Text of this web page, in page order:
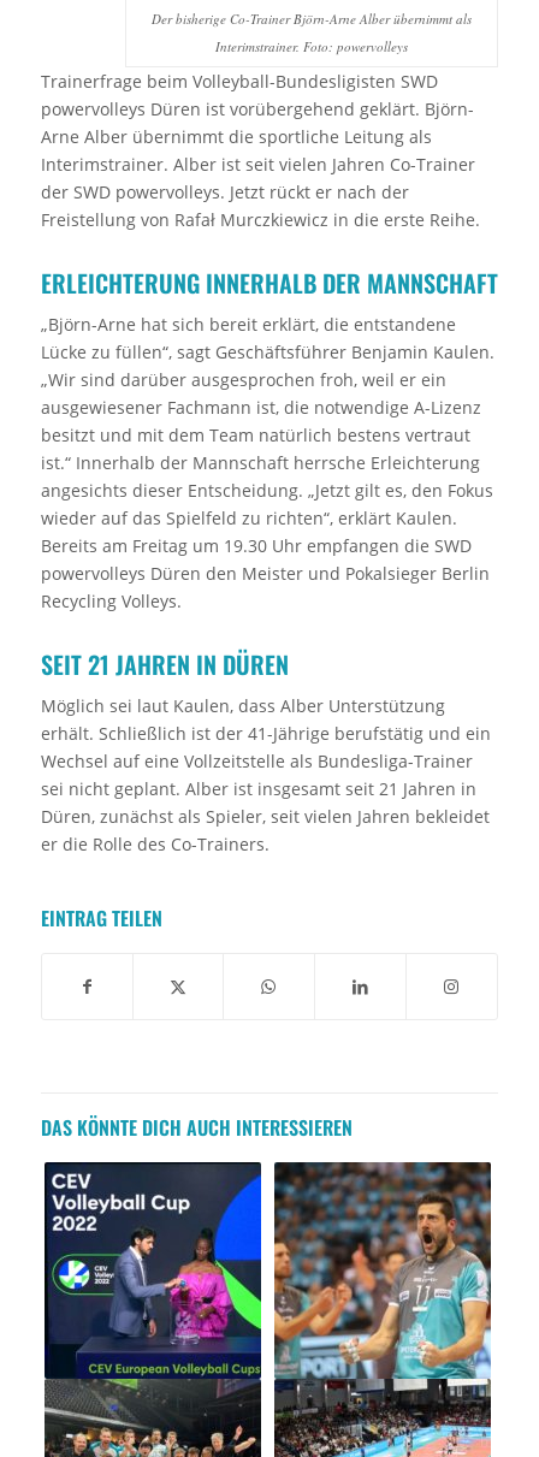
Der bisherige Co-Trainer Björn-Arne Alber übernimmt als
Interimstrainer. Foto: powervolleys
Trainerfrage beim Volleyball-Bundesligisten SWD
powervolleys Düren ist vorübergehend geklärt. Björn-
Arne Alber übernimmt die sportliche Leitung als
Interimstrainer. Alber ist seit vielen Jahren Co-Trainer
der SWD powervolleys. Jetzt rückt er nach der
Freistellung von Rafał Murczkiewicz in die erste Reihe.
ERLEICHTERUNG INNERHALB DER MANNSCHAFT
„Björn-Arne hat sich bereit erklärt, die entstandene
Lücke zu füllen“, sagt Geschäftsführer Benjamin Kaulen.
„Wir sind darüber ausgesprochen froh, weil er ein
ausgewiesener Fachmann ist, die notwendige A-Lizenz
besitzt und mit dem Team natürlich bestens vertraut
ist.“ Innerhalb der Mannschaft herrsche Erleichterung
angesichts dieser Entscheidung. „Jetzt gilt es, den Fokus
wieder auf das Spielfeld zu richten“, erklärt Kaulen.
Bereits am Freitag um 19.30 Uhr empfangen die SWD
powervolleys Düren den Meister und Pokalsieger Berlin
Recycling Volleys.
SEIT 21 JAHREN IN DÜREN
Möglich sei laut Kaulen, dass Alber Unterstützung
erhält. Schließlich ist der 41-Jährige berufstätig und ein
Wechsel auf eine Vollzeitstelle als Bundesliga-Trainer
sei nicht geplant. Alber ist insgesamt seit 21 Jahren in
Düren, zunächst als Spieler, seit vielen Jahren bekleidet
er die Rolle des Co-Trainers.
EINTRAG TEILEN
DAS KÖNNTE DICH AUCH INTERESSIEREN